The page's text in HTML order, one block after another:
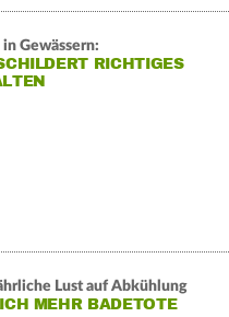
Gewässern:
RICHTIGES
Lust auf Abkühlung
MEHR BADETOTE